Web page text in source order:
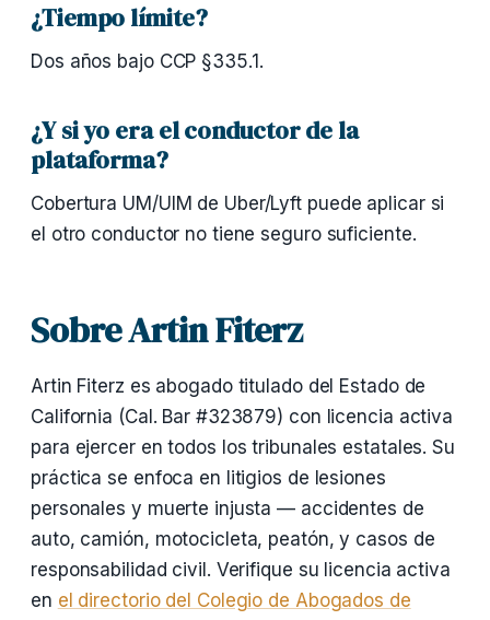
¿Tiempo límite?
Dos años bajo CCP §335.1.
¿Y si yo era el conductor de la
plataforma?
Cobertura UM/UIM de Uber/Lyft puede aplicar si
el otro conductor no tiene seguro suficiente.
Sobre Artin Fiterz
Artin Fiterz es abogado titulado del Estado de
California (Cal. Bar #323879) con licencia activa
para ejercer en todos los tribunales estatales. Su
práctica se enfoca en litigios de lesiones
personales y muerte injusta — accidentes de
auto, camión, motocicleta, peatón, y casos de
responsabilidad civil. Verifique su licencia activa
en el directorio del Colegio de Abogados de